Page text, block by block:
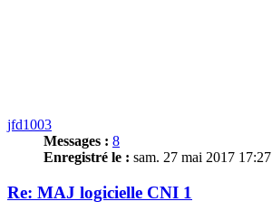
jfd1003
Messages : 8
Enregistré le : sam. 27 mai 2017 17:27
Re: MAJ logicielle CNI 1